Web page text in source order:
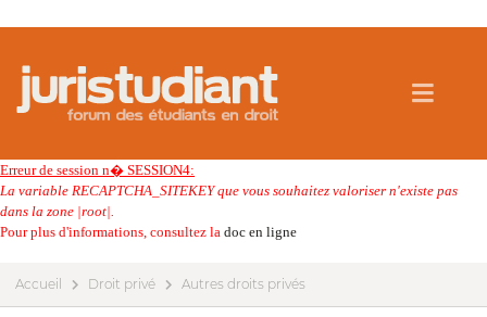
Erreur de session n� SESSION4:
La variable RECAPTCHA_SITEKEY que vous souhaitez valoriser n'existe pas
dans la zone |root|.
Pour plus d'informations, consultez la doc en ligne
Accueil Droit privé Autres droits privés